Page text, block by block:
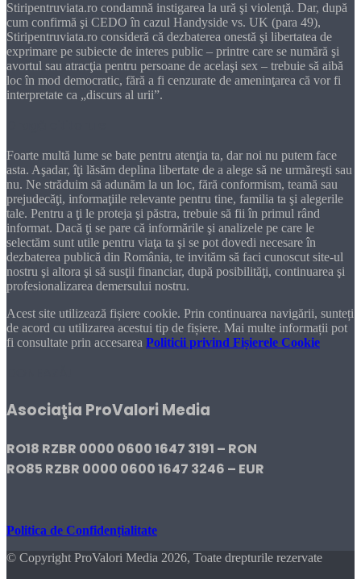
Stiripentruviata.ro condamnă instigarea la ură şi violenţă. Dar, după
cum confirmă şi CEDO în cazul Handyside vs. UK (para 49),
Stiripentruviata.ro consideră că dezbaterea onestă şi libertatea de
exprimare pe subiecte de interes public – printre care se numără şi
avortul sau atracţia pentru persoane de acelaşi sex – trebuie să aibă
loc în mod democratic, fără a fi cenzurate de ameninţarea că vor fi
interpretate ca „discurs al urii”.
Foarte multă lume se bate pentru atenţia ta, dar noi nu putem face
asta. Aşadar, îţi lăsăm deplina libertate de a alege să ne urmăreşti sau
nu. Ne străduim să adunăm la un loc, fără conformism, teamă sau
prejudecăţi, informaţiile relevante pentru tine, familia ta şi alegerile
tale. Pentru a ţi le proteja şi păstra, trebuie să fii în primul rând
informat. Dacă ţi se pare că informările şi analizele pe care le
selectăm sunt utile pentru viaţa ta şi se pot dovedi necesare în
dezbaterea publică din România, te invităm să faci cunoscut site-ul
nostru şi altora şi să susţii financiar, după posibilităţi, continuarea şi
profesionalizarea demersului nostru.
Acest site utilizează fișiere cookie. Prin continuarea navigării, sunteți
de acord cu utilizarea acestui tip de fișiere. Mai multe informații pot
fi consultate prin accesarea Politicii privind Fișierele Cookie
Asociaţia ProValori Media
RO18 RZBR 0000 0600 1647 3191 – RON
RO85 RZBR 0000 0600 1647 3246 – EUR
Politica de Confidențialitate
© Copyright ProValori Media 2026, Toate drepturile rezervate